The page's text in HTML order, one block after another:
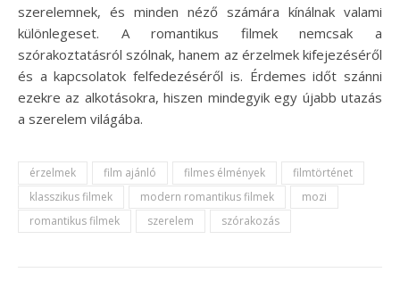
szerelemnek, és minden néző számára kínálnak valami
különlegeset. A romantikus filmek nemcsak a
szórakoztatásról szólnak, hanem az érzelmek kifejezéséről
és a kapcsolatok felfedezéséről is. Érdemes időt szánni
ezekre az alkotásokra, hiszen mindegyik egy újabb utazás
a szerelem világába.
érzelmek film ajánló filmes élmények
filmtörténet
klasszikus filmek
modern romantikus filmek
mozi
romantikus filmek
szerelem szórakozás